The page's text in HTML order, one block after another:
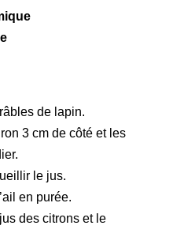
de lapin.
3 cm de côté et les
le jus.
en purée.
des citrons et le